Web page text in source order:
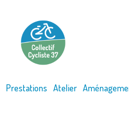
Prestations Atelier